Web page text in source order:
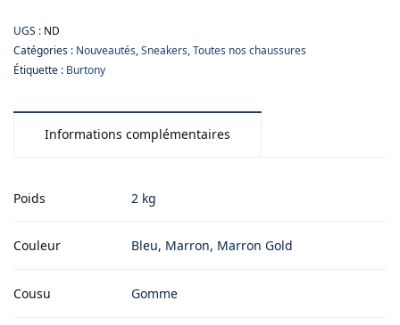
UGS : ND
Catégories : Nouveautés,Sneakers,Toutes nos chaussures
Étiquette : Burtony
Informations complémentaires
Poids 2 kg
Couleur Bleu, Marron, Marron Gold
Cousu Gomme